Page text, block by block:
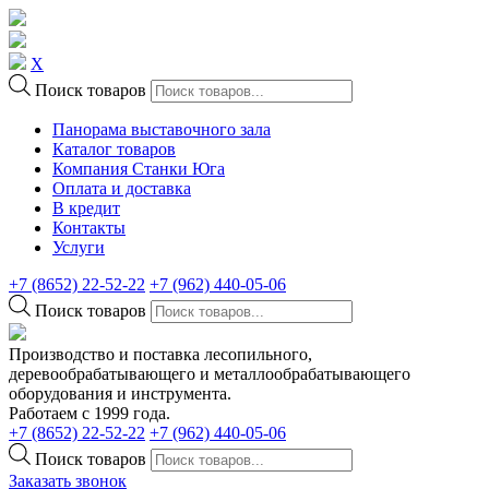
X
Поиск товаров
Панорама выставочного зала
Каталог товаров
Компания Станки Юга
Оплата и доставка
В кредит
Контакты
Услуги
+7 (8652) 22-52-22 +7 (962) 440-05-06
Поиск товаров
Производство и поставка лесопильного,
деревообрабатывающего и металлообрабатывающего
оборудования и инструмента.
Работаем с 1999 года.
+7 (8652) 22-52-22 +7 (962) 440-05-06
Поиск товаров
Заказать звонок